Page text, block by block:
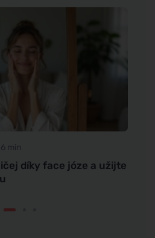
6 min
díky face józe a užijte